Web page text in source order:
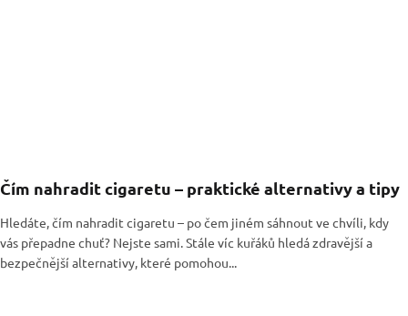
Čím nahradit cigaretu – praktické alternativy a tipy
Hledáte, čím nahradit cigaretu – po čem jiném sáhnout ve chvíli, kdy
vás přepadne chuť? Nejste sami. Stále víc kuřáků hledá zdravější a
bezpečnější alternativy, které pomohou...